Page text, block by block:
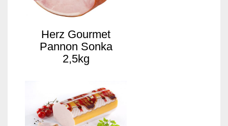
Herz Gourmet
Pannon Sonka
2,5kg